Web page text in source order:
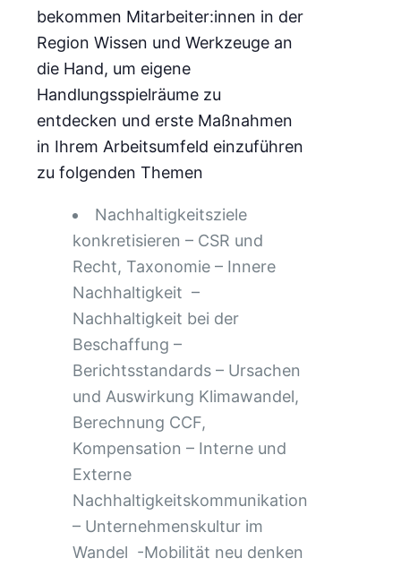
bekommen Mitarbeiter:innen in der
Region Wissen und Werkzeuge an
die Hand, um eigene
Handlungsspielräume zu
entdecken und erste Maßnahmen
in Ihrem Arbeitsumfeld einzuführen
zu folgenden Themen
Nachhaltigkeitsziele
konkretisieren – CSR und
Recht, Taxonomie – Innere
Nachhaltigkeit –
Nachhaltigkeit bei der
Beschaffung –
Berichtsstandards – Ursachen
und Auswirkung Klimawandel,
Berechnung CCF,
Kompensation – Interne und
Externe
Nachhaltigkeitskommunikation
– Unternehmenskultur im
Wandel -Mobilität neu denken